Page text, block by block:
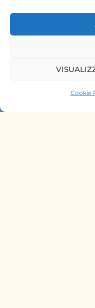
Cookie
CONTATTACI